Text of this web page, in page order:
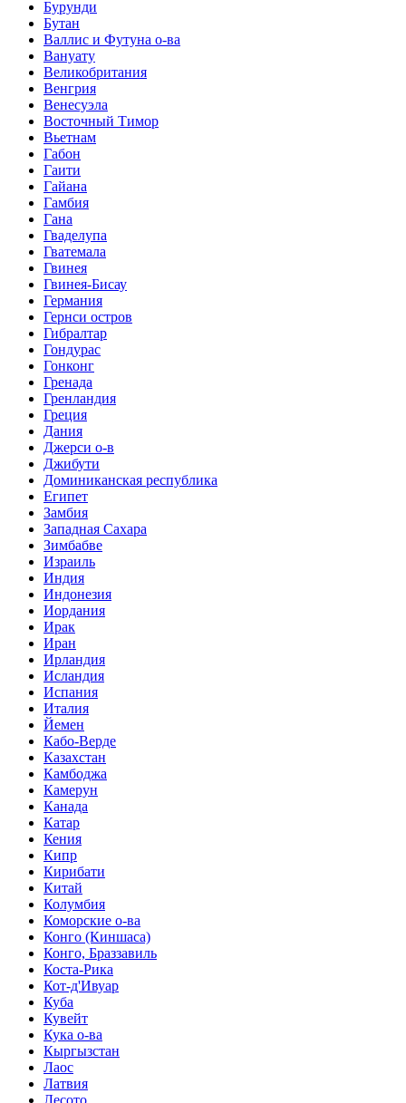
Бурунди
Бутан
Валлис и Футуна о-ва
Вануату
Великобритания
Венгрия
Венесуэла
Восточный Тимор
Вьетнам
Габон
Гаити
Гайана
Гамбия
Гана
Гваделупа
Гватемала
Гвинея
Гвинея-Бисау
Германия
Гернси остров
Гибралтар
Гондурас
Гонконг
Гренада
Гренландия
Греция
Дания
Джерси о-в
Джибути
Доминиканская республика
Египет
Замбия
Западная Сахара
Зимбабве
Израиль
Индия
Индонезия
Иордания
Ирак
Иран
Ирландия
Исландия
Испания
Италия
Йемен
Кабо-Верде
Казахстан
Камбоджа
Камерун
Канада
Катар
Кения
Кипр
Кирибати
Китай
Колумбия
Коморские о-ва
Конго (Киншаса)
Конго, Браззавиль
Коста-Рика
Кот-д'Ивуар
Куба
Кувейт
Кука о-ва
Кыргызстан
Лаос
Латвия
Лесото